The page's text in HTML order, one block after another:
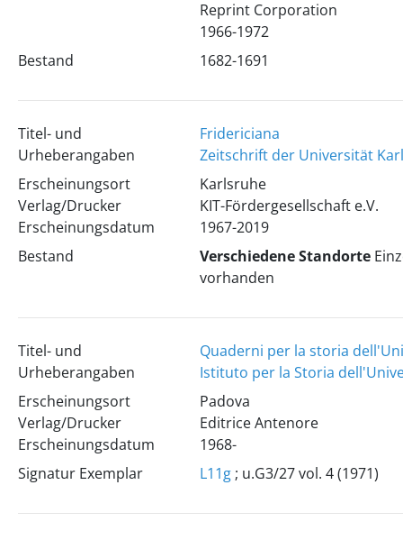
Reprint Corporation
1966-1972
Bestand
1682-1691
Titel- und
Urheberangaben
Fridericiana
Zeitschrift der Universität
Erscheinungsort
Verlag/Drucker
Erscheinungsdatum
Karlsruhe
KIT-Fördergesellschaft e.V.
1967-2019
Bestand
Verschiedene Standorte
vorhanden
Titel- und
Urheberangaben
Quaderni per la storia
Istituto per la Storia
Erscheinungsort
Verlag/Drucker
Erscheinungsdatum
Padova
Editrice Antenore
1968-
Signatur Exemplar
L11g; u.G3/27 vol. 4 (1971)